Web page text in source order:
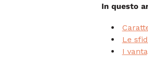
In questo
Le
I